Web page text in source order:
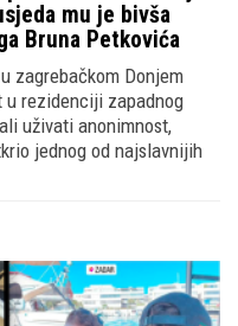
mu je bivša
Bruna Petkovića
zagrebačkom Donjem
u rezidenciji zapadnog
uživati anonimnost,
jednog od najslavnijih